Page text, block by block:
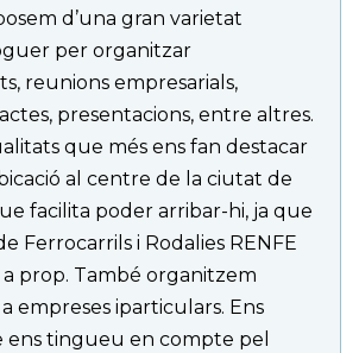
d’una gran varietat
per organitzar
reunions empresarials,
presentacions, entre altres.
que més ens fan destacar
al centre de la ciutat de
facilita poder arribar-hi, ja que
Ferrocarrils i Rodalies RENFE
prop. També organitzem
empreses iparticulars. Ens
ens tingueu en compte pel